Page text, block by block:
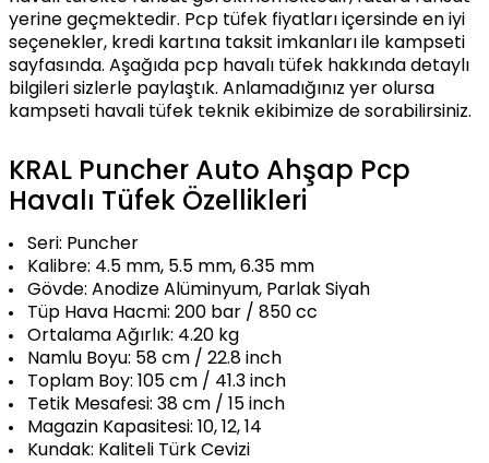
yerine geçmektedir. Pcp tüfek fiyatları içersinde en iyi
seçenekler, kredi kartına taksit imkanları ile kampseti
sayfasında. Aşağıda pcp havalı tüfek hakkında detaylı
bilgileri sizlerle paylaştık. Anlamadığınız yer olursa
kampseti havali tüfek teknik ekibimize de sorabilirsiniz.
KRAL Puncher Auto Ahşap Pcp
Havalı Tüfek Özellikleri
Seri: Puncher
Kalibre: 4.5 mm, 5.5 mm, 6.35 mm
Gövde: Anodize Alüminyum, Parlak Siyah
Tüp Hava Hacmi: 200 bar / 850 cc
Ortalama Ağırlık: 4.20 kg
Namlu Boyu: 58 cm / 22.8 inch
Toplam Boy: 105 cm / 41.3 inch
Tetik Mesafesi: 38 cm / 15 inch
Magazin Kapasitesi: 10, 12, 14
Kundak: Kaliteli Türk Cevizi